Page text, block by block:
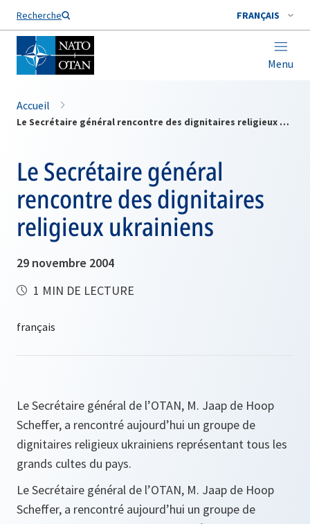
Recherche FRANÇAIS
Menu
Nom de famille*
Accueil
Le Secrétaire général rencontre des dignitaires religieux ukrainiens
Le Secrétaire général
rencontre des dignitaires
religieux ukrainiens
29 novembre 2004
1 MIN DE LECTURE
Le Secrétaire général de l’OTAN, M. Jaap de Hoop
Scheffer, a rencontré aujourd’hui un groupe de
dignitaires religieux ukrainiens représentant tous les
grands cultes du pays.
Le Secrétaire général de l’OTAN, M. Jaap de Hoop
Scheffer, a rencontré aujourd’hui un groupe de